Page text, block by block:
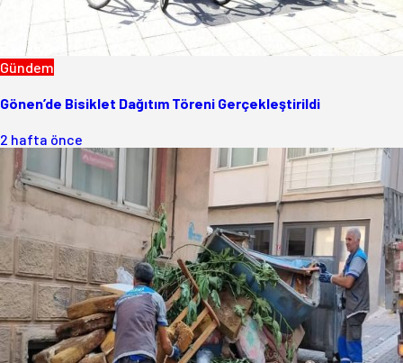
Gündem
Gönen’de Bisiklet Dağıtım Töreni Gerçekleştirildi
2 hafta önce